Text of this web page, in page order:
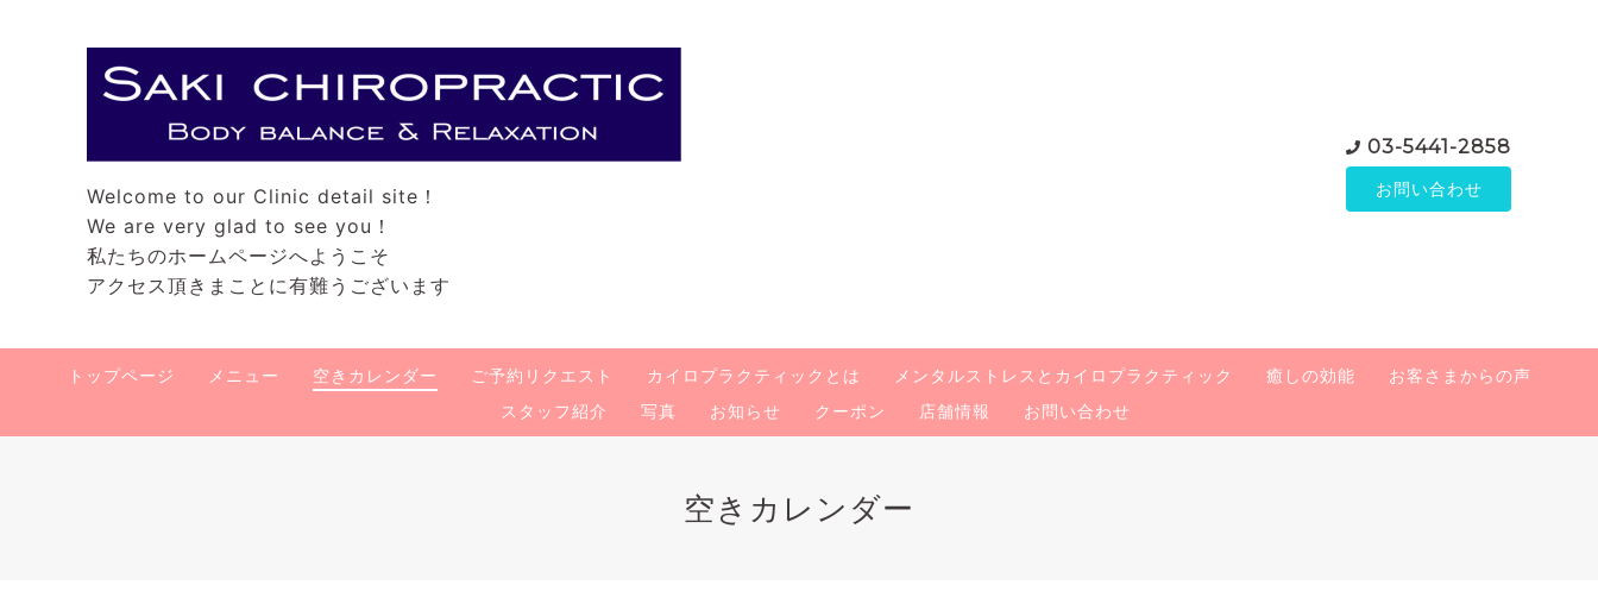
Welcome to our Clinic detail site！
We are very glad to see you！
私たちのホームページへようこそ
アクセス頂きまことに有難うございます
03-5441-2858
お問い合わせ
トップページ メニュー 空きカレンダー ご予約リクエスト カイロプラクティックとは メンタルストレスとカイロプラクティック 癒しの効能
お客さまからの声
スタッフ紹介
写真 お知らせ クーポン 店舗情報 お問い合わせ
空きカレンダー